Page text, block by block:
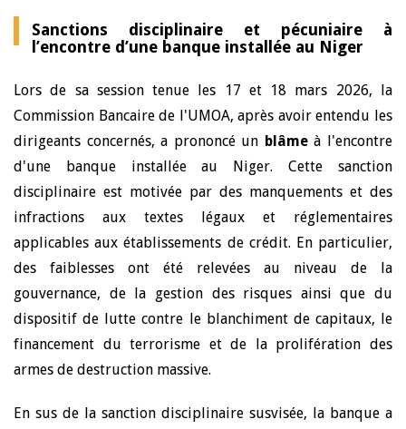
Sanctions disciplinaire et pécuniaire à
l’encontre d’une banque installée au Niger
Lors de sa session tenue les 17 et 18 mars 2026, la
Commission Bancaire de l'UMOA, après avoir entendu les
dirigeants concernés, a prononcé un blâmeà l'encontre
d'une banque installée au Niger. Cette sanction
disciplinaire est motivée par des manquements et des
infractions aux textes légaux et réglementaires
applicables aux établissements de crédit. En particulier,
des faiblesses ont été relevées au niveau de la
gouvernance, de la gestion des risques ainsi que du
dispositif de lutte contre le blanchiment de capitaux, le
financement du terrorisme et de la prolifération des
armes de destruction massive.
En sus de la sanction disciplinaire susvisée, la banque a